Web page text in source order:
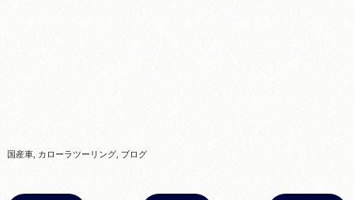
国産車 カローラツーリング ブログ